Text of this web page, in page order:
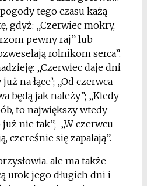
tego czasu każą
gdyż: „Czerwiec mokry,
pewny raj” lub
rolnikom serca”.
„Czerwiec daje dni
na łące’; „Od czerwca
będą jak należy”; „Kiedy
to największy wtedy
już nie tak”; „W czerwcu
czereśnie się zapalają”.
ale ma także
urok jego długich dni i